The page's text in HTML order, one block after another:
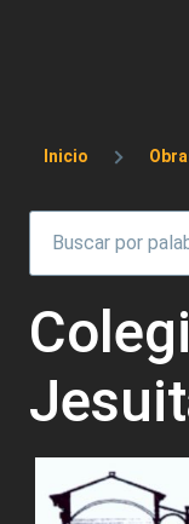
Inicio